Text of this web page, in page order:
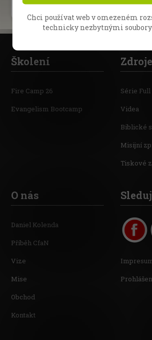
Školení
Fire Camp 26
Evangelism Bootcamp
Zdroje
Série
Videa
Biblické
Misijní
Tiskové
O nás
Daniel Kolenda
Příběh CfaN
Vize
Mise
Obchod
Kontakt
Chci používat web v omezeném
technicky nezbytnými soubory